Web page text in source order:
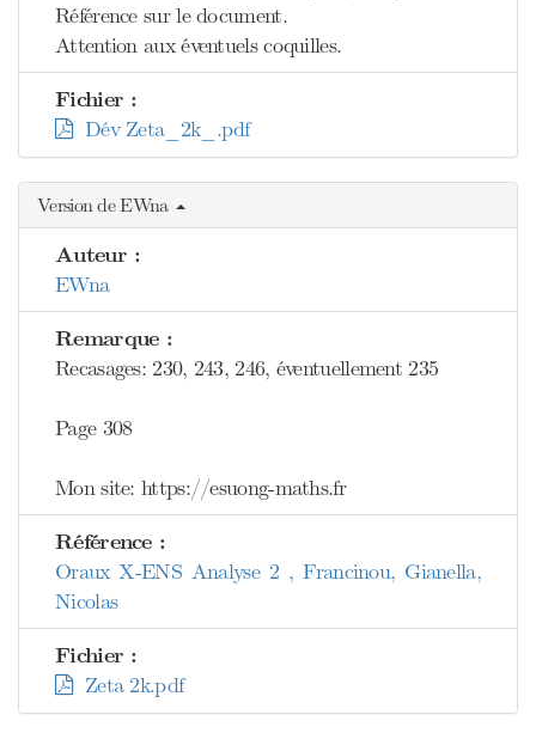
Référence sur le document.
Attention aux éventuels coquilles.
Fichier :
Dév Zeta_2k_.pdf
Version de EWna
Auteur :
EWna
Remarque :
Recasages: 230, 243, 246, éventuellement 235
Page 308
Mon site: https://esuong-maths.fr
Référence :
Oraux X-ENS Analyse 2 , Francinou, Gianella,
Nicolas
Fichier :
Zeta 2k.pdf